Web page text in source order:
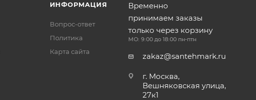
ИНФОРМАЦИЯ
Вопрос-ответ
Политика
Карта сайта
Временно
принимаем заказы
только через корзину
МО: 9:00 до 18:00 пн-птн
zakaz@santehmark.ru
г. Москва,
Вешняковская улица,
27к1